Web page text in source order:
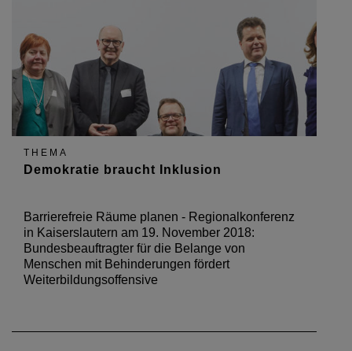
THEMA
Demokratie braucht Inklusion
Barrierefreie Räume planen - Regionalkonferenz
in Kaiserslautern am 19. November 2018:
Bundesbeauftragter für die Belange von
Menschen mit Behinderungen fördert
Weiterbildungsoffensive